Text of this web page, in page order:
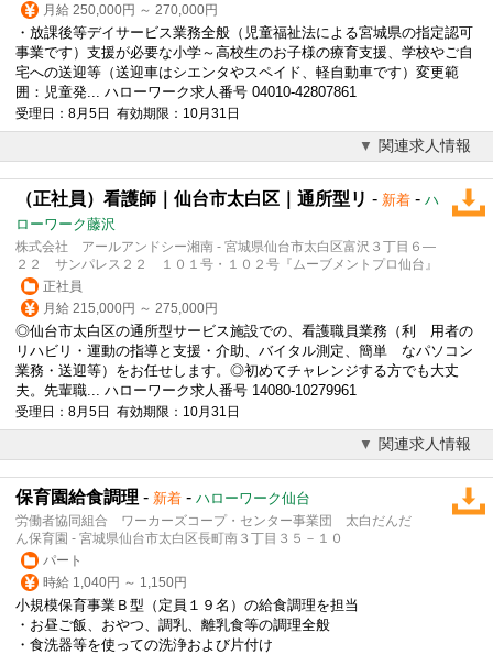
月給 250,000円 ～ 270,000円
・ 放課後等デイサービス業務全般（児童福祉法による宮城県の指定認可
事業です）支援が必要な小学～高校生のお子様の療育支援、学校やご自
宅への送迎等（送迎車はシエンタやスペイド、軽自動車です）変更範
囲：児童発... ハローワーク求人番号 04010-42807861
受理日：8月5日 有効期限：10月31日
関連求人情報
（正社員）看護師｜仙台市太白区｜通所型リ - 新着 - ハ
ローワーク藤沢
株式会社 アールアンドシー湘南 - 宮城県仙台市太白区富沢３丁目６―
２２ サンパレス２２ １０１号・１０２号『ムーブメントプロ仙台』
正社員
月給 215,000円 ～ 275,000円
◎仙台市太白区の通所型サービス施設での、看護職員業務（利 用者の
リハビリ・運動の指導と支援・介助、バイタル測定、簡単 なパソコン
業務・送迎等）をお任せします。◎初めてチャレンジする方でも大丈
夫。先輩職... ハローワーク求人番号 14080-10279961
受理日：8月5日 有効期限：10月31日
関連求人情報
保育園給食調理 - 新着 - ハローワーク仙台
労働者協同組合 ワーカーズコープ・センター事業団 太白だんだ
ん保育園 - 宮城県仙台市太白区長町南３丁目３５－１０
パート
時給 1,040円 ～ 1,150円
小規模保育事業Ｂ型（定員１９名）の給食調理を担当
・お昼ご飯、おやつ、調乳、離乳食等の調理全般
・食洗器等を使っての洗浄および片付け